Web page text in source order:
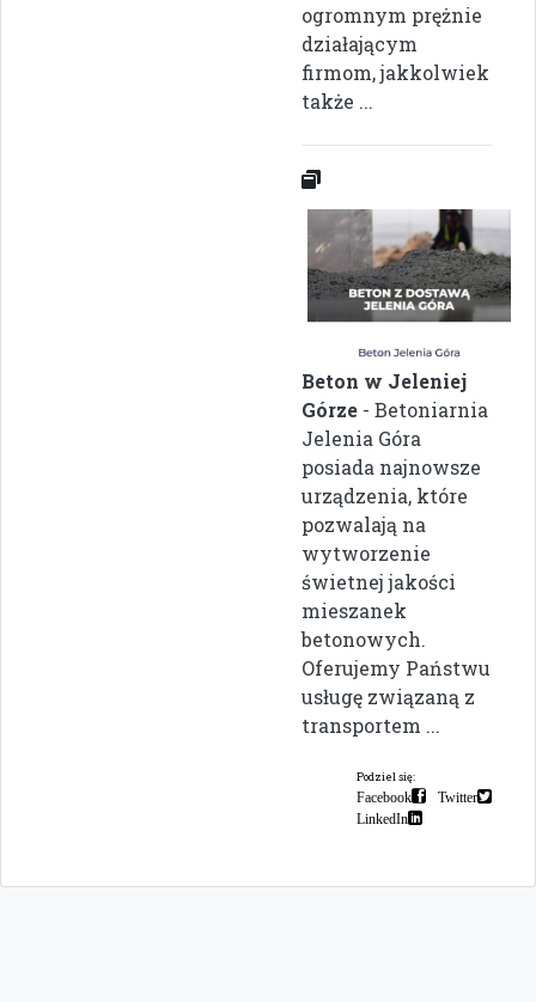
ogromnym prężnie
działającym
firmom, jakkolwiek
także ...
Beton w Jeleniej
Górze - Betoniarnia
Jelenia Góra
posiada najnowsze
urządzenia, które
pozwalają na
wytworzenie
świetnej jakości
mieszanek
betonowych.
Oferujemy Państwu
usługę związaną z
transportem ...
Podziel się:
Facebook
Twitter
LinkedIn